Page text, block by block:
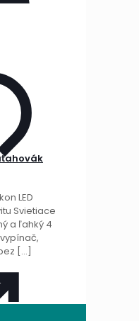
LED
Svietiace
a ľahký 4
[…]